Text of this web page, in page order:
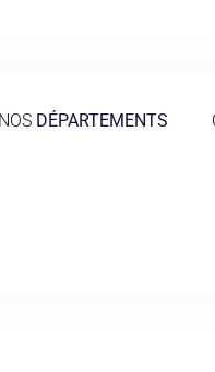
NOS DÉPARTEMENTS